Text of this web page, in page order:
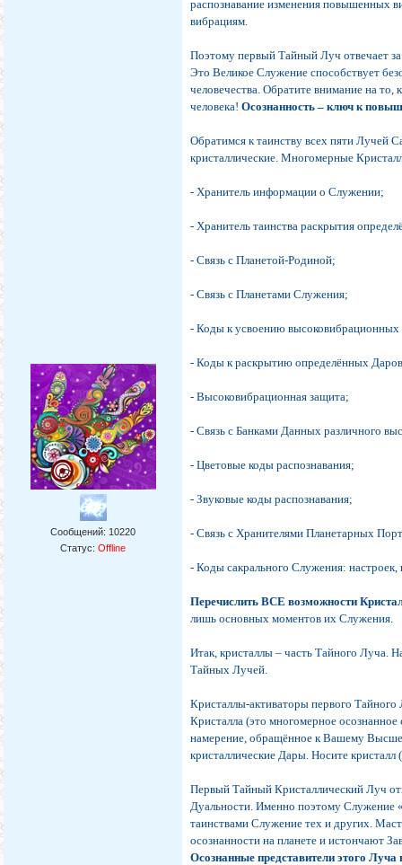
Сообщений: 10220
Статус:Offline
распознавание изменения повышенных
вибрациям.
Поэтому первый Тайный Луч отвечает
Это Великое Служение способствует
человечества. Обратите внимание на
человека! Осознанность – ключ к
Обратимся к таинству всех пяти Лучей
кристаллические. Многомерные
- Хранитель информации о Служении;
- Хранитель таинства раскрытия
- Связь с Планетой-Родиной;
- Связь с Планетами Служения;
- Коды к усвоению высоковибрационных
- Коды к раскрытию определённых
- Высоковибрационная защита;
- Связь с Банками Данных различного
- Цветовые коды распознавания;
- Звуковые коды распознавания;
- Связь с Хранителями Планетарных
- Коды сакрального Служения:
Перечислить ВСЕ возможности
лишь основных моментов их Служения.
Итак, кристаллы – часть Тайного Луча.
Тайных Лучей.
Кристаллы-активаторы первого
Кристалла (это многомерное
намерение, обращённое к Вашему
кристаллические Дары. Носите
Первый Тайный Кристаллический Луч
Дуальности. Именно поэтому Служение
таинствами Служение тех и других.
осознанности на планете и истончают
Осознанные представители этого